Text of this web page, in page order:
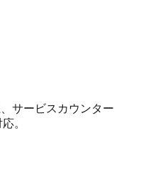
サービスカウンター
。